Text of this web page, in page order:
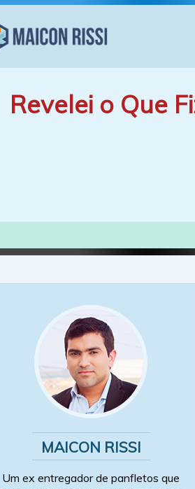
Revelei o Que
MAICON RISSI
Um ex entregador de panfletos que